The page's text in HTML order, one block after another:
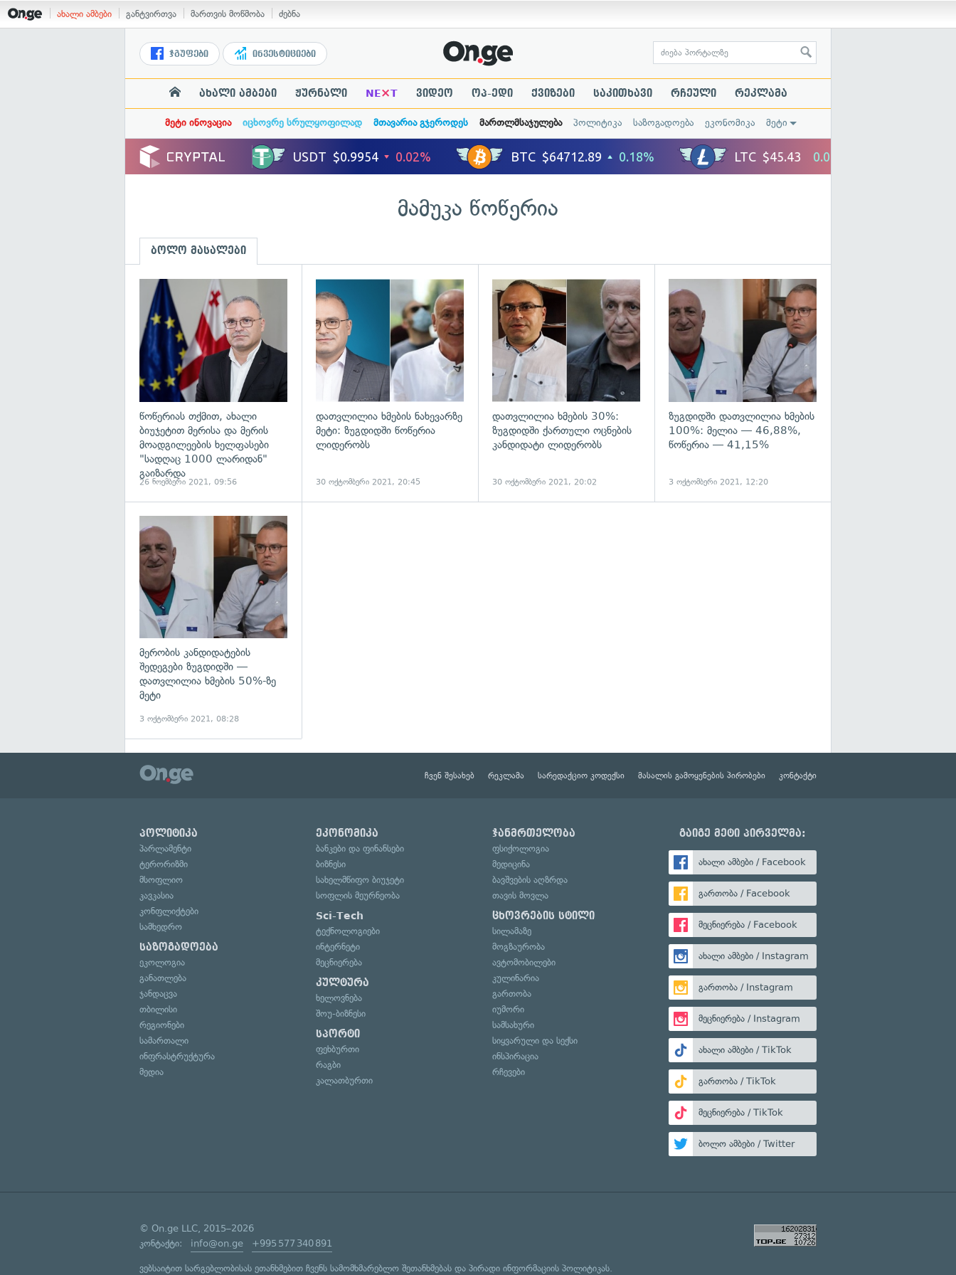
ახალი ამბები განტვირთვა მართვის მოწმობა ძებნა
ჯგუფები ინვესტიციები
ახალი ამბები ჟურნალი NE×T ვიდეო ოპ-ედი ქვიზები საკითხავი რჩეული რეკლამა
მეტი ინოვაცია იცხოვრე სრულყოფილად მთავარია გჯეროდეს მართლმსაჯულება პოლიტიკა საზოგადოება ეკონომიკა მეტი
მამუკა წოწერია
ბოლო მასალები
გადახედვა
წოწერიას თქმით, ახალი
ბიუჯეტით მერისა და მერის
მოადგილეების ხელფასები
"სადღაც 1000 ლარიდან"
გაიზარდა
26 ნოემბერი 2021, 09:56
გადახედვა
დათვლილია ხმების ნახევარზე
მეტი: ზუგდიდში წოწერია
ლიდერობს
30 ოქტომბერი 2021, 20:45
გადახედვა
დათვლილია ხმების 30%:
ზუგდიდში ქართული ოცნების
კანდიდატი ლიდერობს
30 ოქტომბერი 2021, 20:02
ზუგდიდში დათვლილია ხმების
100%: მელია — 46,88%,
წოწერია — 41,15%
3 ოქტომბერი 2021, 12:20
მერობის კანდიდატების
შედეგები ზუგდიდში —
დათვლილია ხმების 50%-ზე
მეტი
3 ოქტომბერი 2021, 08:28
ჩვენ შესახებ რეკლამა სარედაქციო კოდექსი მასალის გამოყენების პირობები კონტაქტი
პოლიტიკა
პარლამენტი
ტერორიზმი
მსოფლიო
კავკასია
კონფლიქტები
სამხედრო
საზოგადოება
ეკოლოგია
განათლება
ჯანდაცვა
თბილისი
რეგიონები
სამართალი
ინფრასტრუქტურა
მედია
ეკონომიკა
ბანკები და ფინანსები
ბიზნესი
სახელმწიფო ბიუჯეტი
სოფლის მეურნეობა
Sci-Tech
ტექნოლოგიები
ინტერნეტი
მეცნიერება
კულტურა
ხელოვნება
შოუ-ბიზნესი
სპორტი
ფეხბურთი
რაგბი
კალათბურთი
ჯანმრთელობა
ფსიქოლოგია
მედიცინა
ბავშვების აღზრდა
თავის მოვლა
ცხოვრების სტილი
სილამაზე
მოგზაურობა
ავტომობილები
კულინარია
გართობა
იუმორი
სამსახური
სიყვარული და სექსი
ინსპირაცია
რჩევები
გაიგე მეტი პირველმა:
ახალი ამბები / Facebook
გართობა / Facebook
მეცნიერება / Facebook
ახალი ამბები / Instagram
გართობა / Instagram
მეცნიერება / Instagram
ახალი ამბები / TikTok
გართობა / TikTok
მეცნიერება / TikTok
ბოლო ამბები / Twitter
© On.ge LLC, 2015–2026
კონტაქტი: info@on.ge +995 577 340 891
ვებსაიტით სარგებლობისას ეთანხმებით ჩვენს სამომხმარებლო შეთანხმებას და პირადი ინფორმაციის პოლიტიკას